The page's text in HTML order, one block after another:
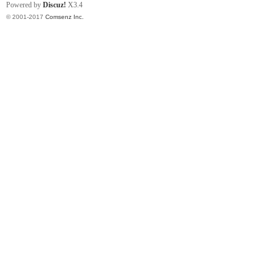
Powered by Discuz! X3.4
© 2001-2017 Comsenz Inc.